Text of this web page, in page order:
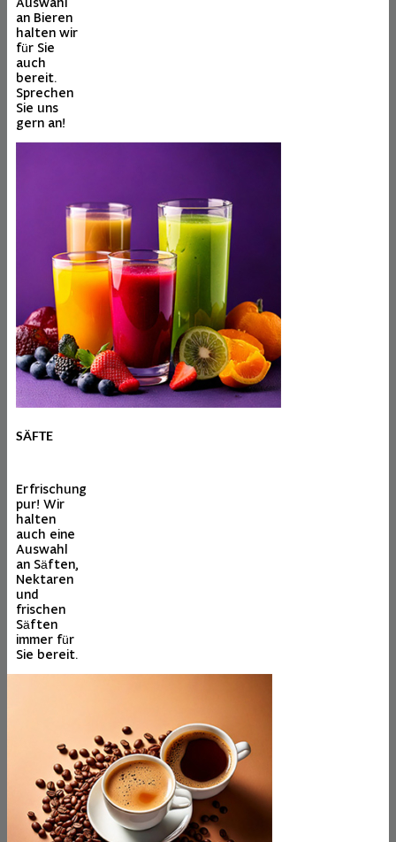
an Bieren
halten wir
für Sie
auch
bereit.
Sprechen
Sie uns
gern an!
SÄFTE
Erfrischung
pur! Wir
halten
auch eine
Auswahl
an Säften,
Nektaren
und
frischen
Säften
immer für
Sie bereit.